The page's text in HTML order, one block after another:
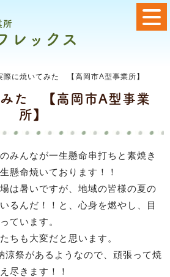
所
レックス
際に焼いてみた 【高岡市A型事業所】
みた 【高岡市A型事業
所】
みんなが一生懸命串打ちと素焼き
懸命焼いております！！
は暑いですが、地域の皆様の夏の
るんだ！！と、心身を燃やし、目
ています。
ちも大変だと思います。
涼祭があるようなので、頑張って焼
尽きます！！